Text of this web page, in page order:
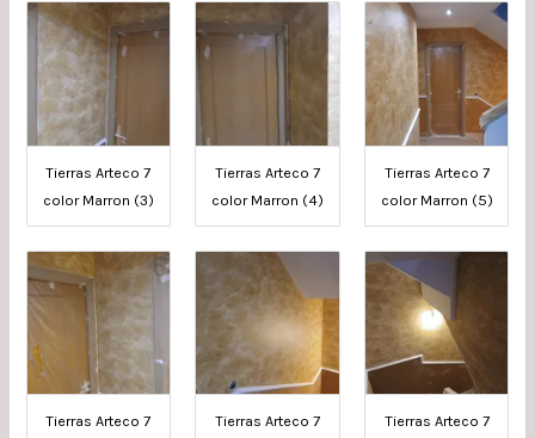
Tierras Arteco 7
color Marron (3)
Tierras Arteco 7
color Marron (4)
Tierras Arteco 7
color Marron (5)
Tierras Arteco 7
Tierras Arteco 7
Tierras Arteco 7